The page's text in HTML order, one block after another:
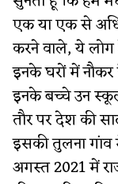
एक या एक से
करने वाले, ये
इनके घरों में
इनके बच्चे उन
तौर पर देश की
इसकी तुलना
अगस्त 2021 में